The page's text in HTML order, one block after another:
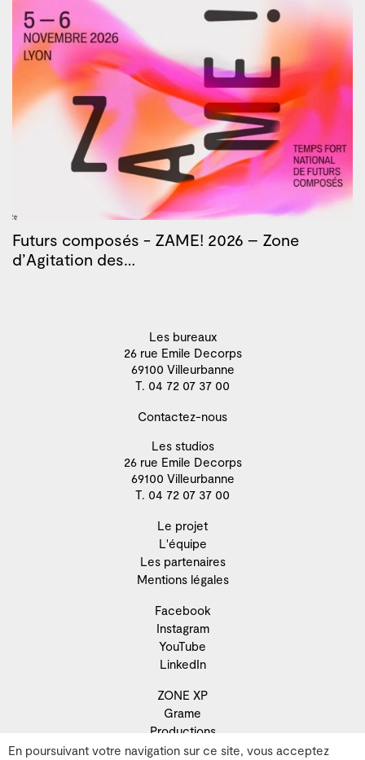
En poursuivant votre navigation sur ce site, vous acceptez
Futurs composés - ZAME! 2026 – Zone
d’Agitation des…
Les bureaux
26 rue Emile Decorps
69100 Villeurbanne
T. 04 72 07 37 00
Contactez-nous
Les studios
26 rue Emile Decorps
69100 Villeurbanne
T. 04 72 07 37 00
Le projet
L'équipe
Les partenaires
Mentions légales
Facebook
Instagram
YouTube
LinkedIn
ZONE XP
Grame
Productions
Résidence